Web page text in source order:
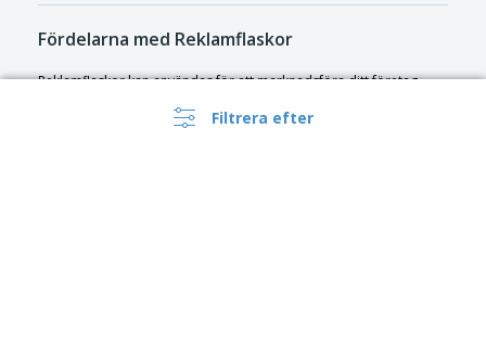
Filtrera efter
Fördelarna med Reklamflaskor
Reklamflaskor kan användas för att marknadsföra ditt företag,
högkvalitativa, skräddarsydda flaskor som är lika unika som ditt
företag. Vårt breda sortiment med designer ger oändligt med val,